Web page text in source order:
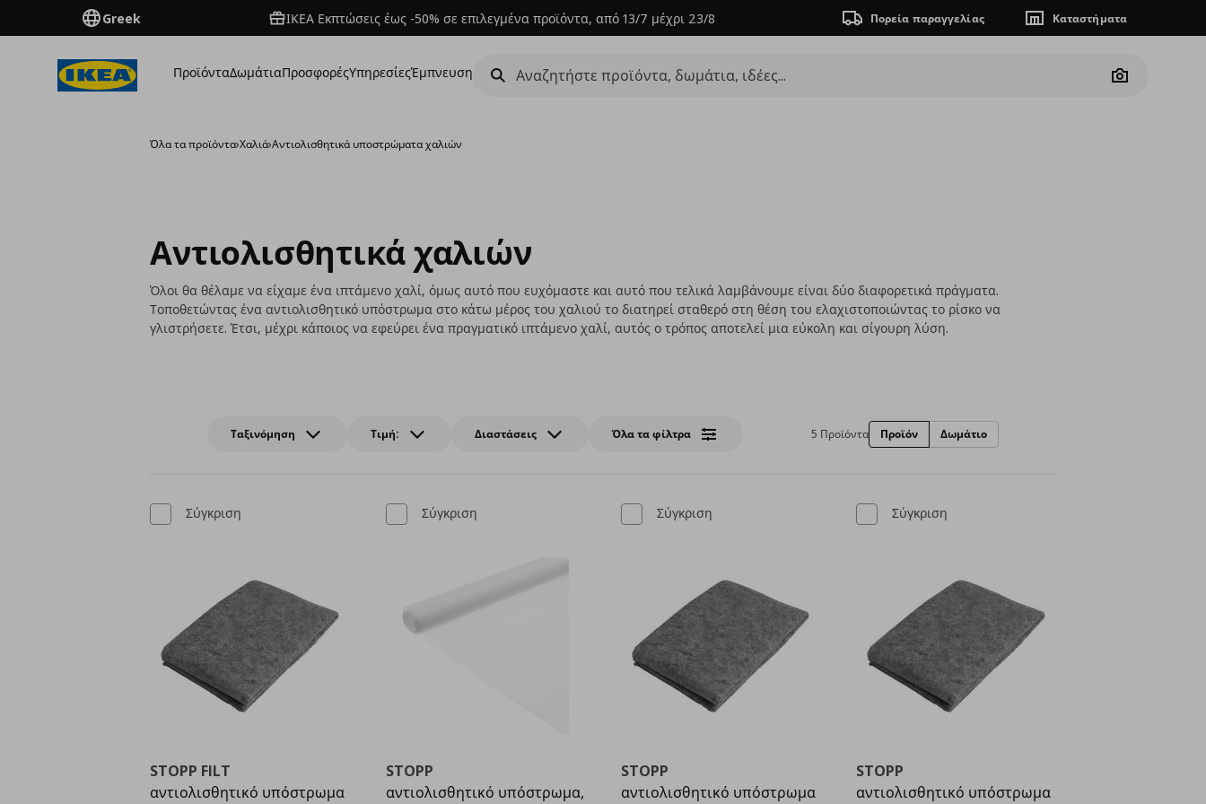
Greek ΙΚΕΑ Εκπτώσεις έως -50% σε επιλεγμένα προϊόντα, από 13/7 μέχρι 23/8 Πορεία παραγγελίας Καταστήματα
ΠροϊόνταΔωμάτιαΠροσφορέςΥπηρεσίεςΈμπνευση
Camera
Όλα τα προϊόντα›Χαλιά›Αντιολισθητικά υποστρώματα χαλιών
Αντιολισθητικά χαλιών
Όλοι θα θέλαμε να είχαμε ένα ιπτάμενο χαλί, όμως αυτό που ευχόμαστε και αυτό που τελικά λαμβάνουμε είναι δύο διαφορετικά πράγματα.
Τοποθετώντας ένα αντιολισθητικό υπόστρωμα στο κάτω μέρος του χαλιού το διατηρεί σταθερό στη θέση του ελαχιστοποιώντας το ρίσκο να
γλιστρήσετε. Έτσι, μέχρι κάποιος να εφεύρει ένα πραγματικό ιπτάμενο χαλί, αυτός ο τρόπος αποτελεί μια εύκολη και σίγουρη λύση.
Ταξινόμηση Τιμή: Διαστάσεις Όλα τα φίλτρα 5 Προϊόντα Προϊόν Δωμάτιο
Σύγκριση
STOPP FILT
αντιολισθητικό υπόστρωμα
Σύγκριση
STOPP
αντιολισθητικό υπόστρωμα,
Σύγκριση
STOPP
αντιολισθητικό υπόστρωμα
Σύγκριση
STOPP
αντιολισθητικό υπόστρωμα